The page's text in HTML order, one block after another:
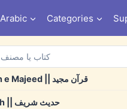
Arabic Categories
Quran e Majeed || قرآن مجید
Hadith || حدیث شریف